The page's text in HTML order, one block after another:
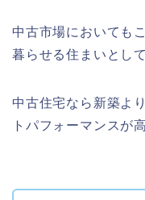
中古市場においても
暮らせる住まいとし
中古住宅なら新築よ
トパフォーマンスが